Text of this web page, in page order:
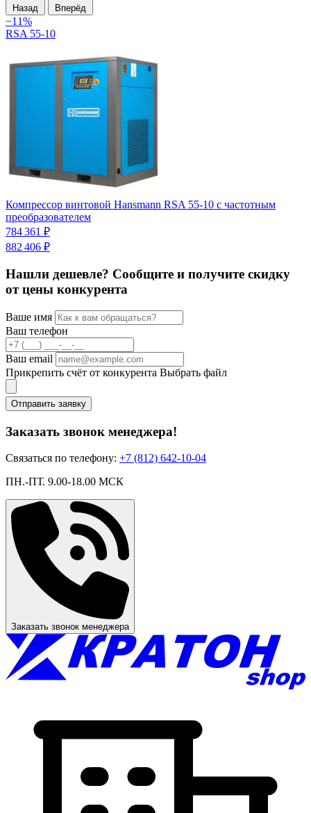
Назад Вперёд
−11%
RSA 55-10
Компрессор винтовой Hansmann RSA 55-10 с частотным
преобразователем
784 361 ₽
882 406 ₽
Нашли дешевле? Сообщите и получите скидку
от цены конкурента
Ваше имя
Ваш телефон
Ваш email
Прикрепить счёт от конкурента Выбрать файл
Отправить заявку
Заказать звонок менеджера!
Связаться по телефону: +7 (812) 642-10-04
ПН.-ПТ. 9.00-18.00 МСК
Заказать звонок менеджера